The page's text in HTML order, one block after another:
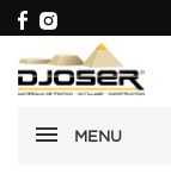
MENU